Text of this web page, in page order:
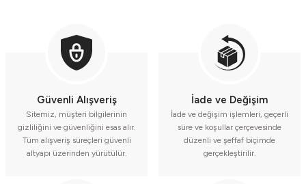
Güvenli Alışveriş
Sitemiz, müşteri bilgilerinin
gizliliğini ve güvenliğini esas alır.
Tüm alışveriş süreçleri güvenli
altyapı üzerinden yürütülür.
İade ve Değişim
İade ve değişim işlemleri, geçerli
süre ve koşullar çerçevesinde
düzenli ve şeffaf biçimde
gerçekleştirilir.